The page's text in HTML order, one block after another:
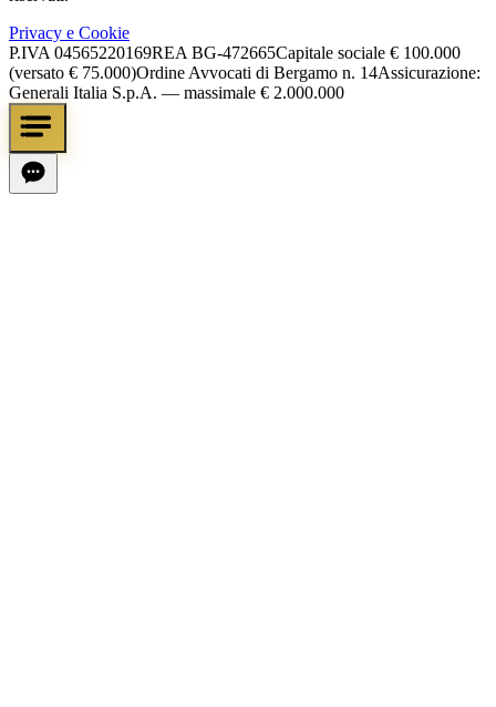
Privacy e Cookie
P.IVA 04565220169REA BG-472665Capitale sociale € 100.000
(versato € 75.000)Ordine Avvocati di Bergamo n. 14Assicurazione:
Generali Italia S.p.A. — massimale € 2.000.000